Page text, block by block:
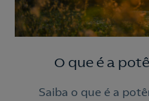
O que é a
Saiba o que é a